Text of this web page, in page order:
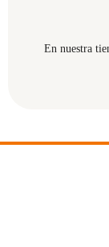
En nuestra